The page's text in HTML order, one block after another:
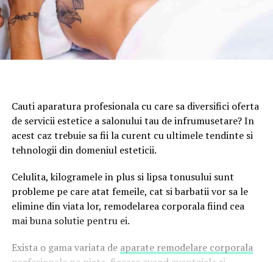
Cauti aparatura profesionala cu care sa diversifici oferta
de servicii estetice a salonului tau de infrumusetare? In
acest caz trebuie sa fii la curent cu ultimele tendinte si
tehnologii din domeniul esteticii.
Celulita, kilogramele in plus si lipsa tonusului sunt
probleme pe care atat femeile, cat si barbatii vor sa le
elimine din viata lor, remodelarea corporala fiind cea
mai buna solutie pentru ei.
Exista o gama variata de aparate remodelare corporala